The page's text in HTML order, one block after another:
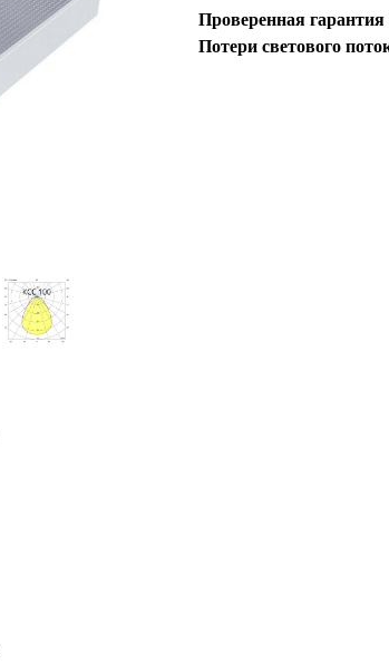
Проверенная гарантия
Потери светового